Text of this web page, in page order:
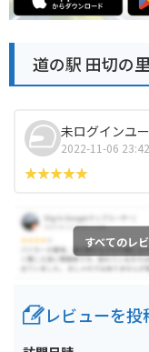
道の駅 田切の
未ログインユ
2022-11-06 23:42
すべてのレ
レビューを投